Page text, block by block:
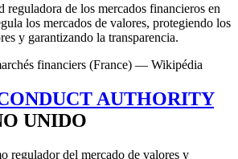
de los mercados financieros en
los mercados de valores, protegiendo los
y garantizando la transparencia.
AUTHORITY
UNIDO
regulador del mercado de valores y